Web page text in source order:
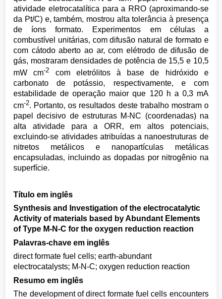
atividade eletrocatalítica para a RRO (aproximando-se
da Pt/C) e, também, mostrou alta tolerância à presença
de íons formato. Experimentos em células a
combustível unitárias, com difusão natural de formato e
com cátodo aberto ao ar, com elétrodo de difusão de
gás, mostraram densidades de potência de 15,5 e 10,5
mW cm-2 com eletrólitos à base de hidróxido e
carbonato de potássio, respectivamente, e com
estabilidade de operação maior que 120 h a 0,3 mA
cm-2. Portanto, os resultados deste trabalho mostram o
papel decisivo de estruturas M-NC (coordenadas) na
alta atividade para a ORR, em altos potenciais,
excluindo-se atividades atribuídas a nanoestruturas de
nitretos metálicos e nanopartículas metálicas
encapsuladas, incluindo as dopadas por nitrogênio na
superfície.
Título em inglês
Synthesis and Investigation of the electrocatalytic
Activity of materials based by Abundant Elements
of Type M-N-C for the oxygen reduction reaction
Palavras-chave em inglês
direct formate fuel cells; earth-abundant
electrocatalysts; M-N-C; oxygen reduction reaction
Resumo em inglês
The development of direct formate fuel cells encounters